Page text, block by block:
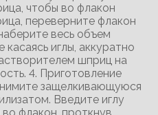
чтобы во флакон
переверните флакон
весь объем
иглы, аккуратно
шприц на
4. Приготовление
защелкивающуюся
Введите иглу